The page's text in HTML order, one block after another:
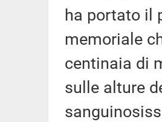
ha portato il
memoriale
centinaia di
sulle alture